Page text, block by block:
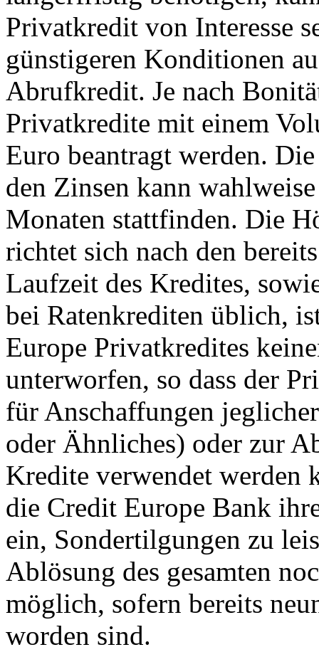
Privatkredit von Interesse
günstigeren Konditionen
Abrufkredit. Je nach
Privatkredite mit einem
Euro beantragt werden.
den Zinsen kann
Monaten stattfinden. Die
richtet sich nach den
Laufzeit des Kredites,
bei Ratenkrediten üblich,
Europe Privatkredites
unterworfen, so dass der
für Anschaffungen
oder Ähnliches) oder zur
Kredite verwendet werden
die Credit Europe Bank
ein, Sondertilgungen zu
Ablösung des gesamten
möglich, sofern bereits
worden sind.